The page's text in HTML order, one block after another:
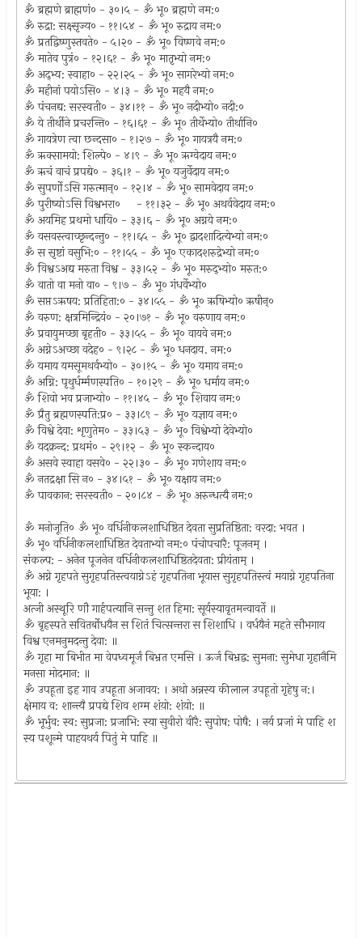
ॐ ब्रह्मणे ब्राह्मणं० - ३०।५ - ॐ भू० ब्रह्मणे नम:०
ॐ रुद्रा: सक्ष्सृज्य० - ११।५४ - ॐ भू० रुद्राय नम:०
ॐ प्रतद्विष्णुस्तवते० - ५।२० - ॐ भू० विष्णवे नम:०
ॐ मातेव पुत्रं० - १२।६१ - ॐ भू० मातृभ्यो नम:०
ॐ अद्‌भ्य: स्वाहा० - २२।२५ - ॐ भू० सागरेभ्यो नम:०
ॐ महीनां पयोऽसि० - ४।३ - ॐ भू० महयै नम:०
ॐ पंचनद्य: सरस्वती० - ३४।११ - ॐ भू० नदीभ्यो० नदी:०
ॐ ये तीर्थीने प्रचरन्ति० - १६।६१ - ॐ भू० तीर्थेभ्यो० तीर्थानि०
ॐ गायत्रेण त्वा छन्दसा० - १।२७ - ॐ भू० गायत्रयै नम:०
ॐ ऋक्सामयो: शिल्पे० - ४।९ - ॐ भू० ऋग्वेदाय नम:०
ॐ ऋचं वाचं प्रपद्ये० - ३६।१ - ॐ भू० यजुर्वेदाय नम:०
ॐ सुपर्णोऽसि गरुत्मान्‌० - १२।४ - ॐ भू० सामवेदाय नम:०
ॐ पुरीष्योऽसि विश्वभरा० - ११।३२ - ॐ भू० अथर्ववेदाय नम:०
ॐ अयमिह प्रथमो धायि० - ३३।६ - ॐ भू० अग्नये नम:०
ॐ वसवस्त्वाच्छृन्दन्तु० - ११।६५ - ॐ भू० द्वादशादित्येभ्यो नम:०
ॐ स सृष्टां वसुभि:० - ११।५५ - ॐ भू० एकादशरुद्रेभ्यो नम:०
ॐ विश्वऽअद्य मरुता विश्व - ३३।५२ - ॐ भू० मरुद्‌भ्यो० मरुत:०
ॐ वातो वा मनो वा० - ९।७ - ॐ भू० गंधर्वेभ्यो०
ॐ सप्तऽऋषय: प्रतिहिता:० - ३४।५५ - ॐ भू० ऋषिभ्यो० ऋषीन्‌०
ॐ वरुण: क्षत्रमिन्द्रियं० - २०।७१ - ॐ भू० वरुणाय नम:०
ॐ प्रवायुमच्छा बृहती० - ३३।५५ - ॐ भू० वायवे नम:०
ॐ अग्नेऽअच्छा वदेह० - ९।२८ - ॐ भू० धनदाय. नम:०
ॐ यमाय यमसूमथर्वभ्यो० - ३०।१५ - ॐ भू० यमाय नम:०
ॐ अग्नि: पृथुर्धर्म्मणस्पति० - १०।२९ - ॐ भू० धर्माय नम:०
ॐ शिवो भव प्रजाभ्यो० - ११।४५ - ॐ भू० शिवाय नम:०
ॐ प्रैतु ब्रह्मणस्पति:प्र० - ३३।८९ - ॐ भू० यज्ञाय नम:०
ॐ विश्वे देवा: शृणुतेम० - ३३।५३ - ॐ भू० विश्वेभ्यो देवेभ्यो०
ॐ यदक्रन्द: प्रथमं० - २९।१२ - ॐ भू० स्कन्दाय०
ॐ असवे स्वाहा वसवे० - २२।३० - ॐ भू० गणेशाय नम:०
ॐ नतद्रक्षा सि न० - ३४।५१ - ॐ भू० यक्षाय नम:०
ॐ पावकान: सरस्वती० - २०।८४ - ॐ भू० अरुन्धत्यै नम:०
ॐ मनोजूति० ॐ भू० वर्धिनीकलशाधिष्ठित देवता सुप्रतिष्ठिता: वरदा: भवत ।
ॐ भू० वर्धिनीकलशाधिष्ठित देवताभ्यो नम:० पंचोपचारै: पूजनम्‌ ।
संकल्प: - अनेन पूजनेन वर्धिनीकलशाधिष्ठितदेवता: प्रीयंताम्‌ ।
ॐ अग्ने गृहपते सुगृहपतिस्त्वयाग्नेऽहं गृहपतिना भूयास सुगृहपतिस्त्वं मयाग्ने गृहपतिना
भूया: ।
अत्जी अस्थूरि णौ गार्हपत्यानि सन्तु शत हिमा: सूर्यस्यावृतमन्वावर्ते ॥
ॐ बृहस्पते सवितर्बोधयैन स शितं चित्सन्तरा स शिशाधि । वर्धयैनं महते सौभगाय
विश्व एनमनुमदन्तु देवा: ॥
ॐ गृहा मा बिभीत मा वेपध्वमूर्जं बिभ्रत एमसि । ऊर्ज बिभ्रद्व: सुमना: सुमेधा गृहानैमि
मनसा मोदमान: ॥
ॐ उपहूता इह गाव उपहूता अजावय: । अथो अन्नस्य कीलाल उपहूतो गृहेषु न:।
क्षेमाय व: शान्त्यै प्रपद्ये शिव शग्म शंय़ो: शंय़ो: ॥
ॐ भूर्भुव: स्व: सुप्रजा: प्रजाभि: स्या सुवीरो वीरै: सुपोष: पोषै: । नर्य प्रजां मे पाहि श
स्य पशून्मे पाहयथर्य पितुं मे पाहि ॥